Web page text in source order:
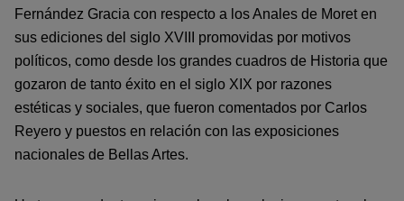
Fernández Gracia con respecto a los Anales de Moret en
sus ediciones del siglo XVIII promovidas por motivos
políticos, como desde los grandes cuadros de Historia que
gozaron de tanto éxito en el siglo XIX por razones
estéticas y sociales, que fueron comentados por Carlos
Reyero y puestos en relación con las exposiciones
nacionales de Bellas Artes.